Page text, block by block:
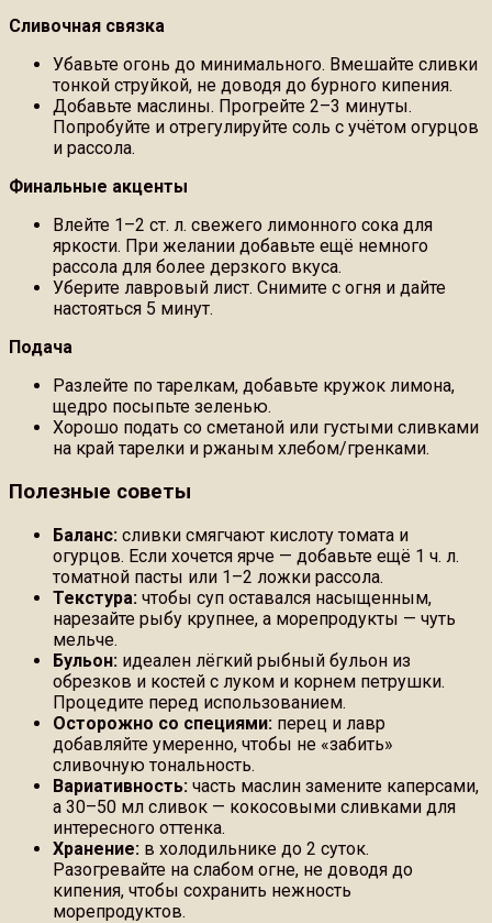
Сливочная связка
Убавьте огонь до минимального. Вмешайте сливки
тонкой струйкой, не доводя до бурного кипения.
Добавьте маслины. Прогрейте 2–3 минуты.
Попробуйте и отрегулируйте соль с учётом огурцов
и рассола.
Финальные акценты
Влейте 1–2 ст. л. свежего лимонного сока для
яркости. При желании добавьте ещё немного
рассола для более дерзкого вкуса.
Уберите лавровый лист. Снимите с огня и дайте
настояться 5 минут.
Подача
Разлейте по тарелкам, добавьте кружок лимона,
щедро посыпьте зеленью.
Хорошо подать со сметаной или густыми сливками
на край тарелки и ржаным хлебом/гренками.
Полезные советы
Баланс: сливки смягчают кислоту томата и
огурцов. Если хочется ярче — добавьте ещё 1 ч. л.
томатной пасты или 1–2 ложки рассола.
Текстура: чтобы суп оставался насыщенным,
нарезайте рыбу крупнее, а морепродукты — чуть
мельче.
Бульон: идеален лёгкий рыбный бульон из
обрезков и костей с луком и корнем петрушки.
Процедите перед использованием.
Осторожно со специями: перец и лавр
добавляйте умеренно, чтобы не «забить»
сливочную тональность.
Вариативность: часть маслин замените каперсами,
а 30–50 мл сливок — кокосовыми сливками для
интересного оттенка.
Хранение: в холодильнике до 2 суток.
Разогревайте на слабом огне, не доводя до
кипения, чтобы сохранить нежность
морепродуктов.